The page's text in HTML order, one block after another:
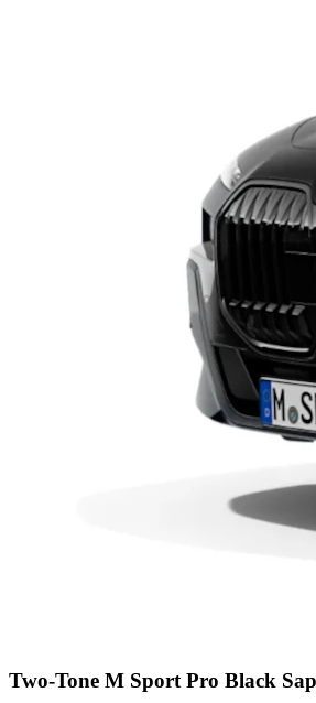
Two-Tone M Sport Pro Black